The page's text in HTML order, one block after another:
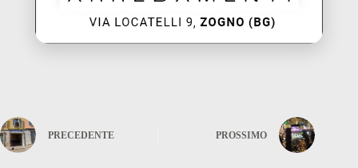
PRECEDENTE PROSSIMO